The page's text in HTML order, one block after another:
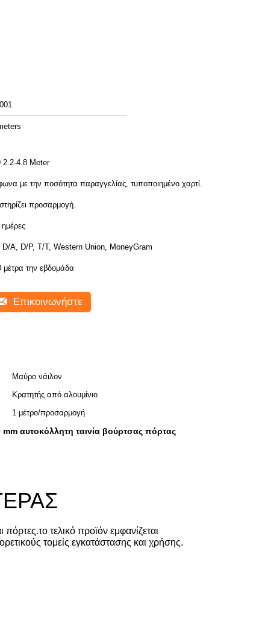
2.2-4.8 Meter
με την ποσότητα παραγγελίας, τυποποιημένο χαρτί.
προσαρμογή.
A, D/P, T/T, Western Union, MoneyGram
μέτρα την εβδομάδα
Επικοινωνήστε
Μαύρο νάιλον
Κρατητής από αλουμίνιο
1 μέτρο/προσαρμογή
mm αυτοκόλλητη ταινία βούρτσας πόρτας
τελικό προϊόν εμφανίζεται
τομείς εγκατάστασης και χρήσης.